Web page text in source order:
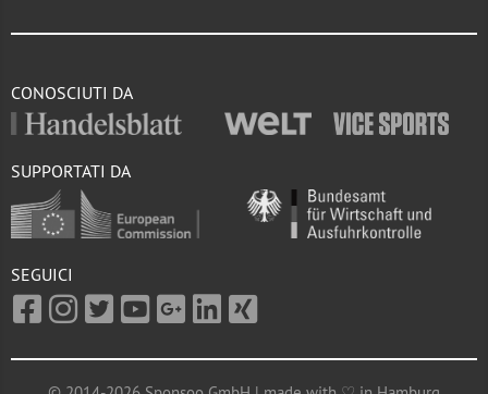
CONOSCIUTI DA
SUPPORTATI DA
SEGUICI